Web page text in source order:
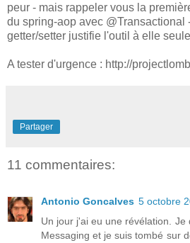
peur - mais rappeler vous la
du spring-aop avec @Transactional
getter/setter justifie l'outil à elle
A tester d'urgence : http://
Partager
11 commentaires:
Antonio Goncalves 5 octobre
Un jour j'ai eu une révélation.
Messaging et je suis tombé sur